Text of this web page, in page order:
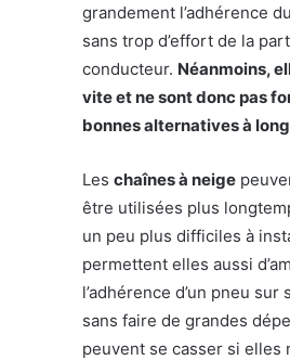
grandement l’adhérence
sans trop d’effort de la
conducteur. Néanmoins,
vite et ne sont donc pas
bonnes alternatives à
Les chaînes à neige
être utilisées plus
un peu plus difficiles à
permettent elles aussi
l’adhérence d’un pneu sur
sans faire de grandes
peuvent se casser si elles